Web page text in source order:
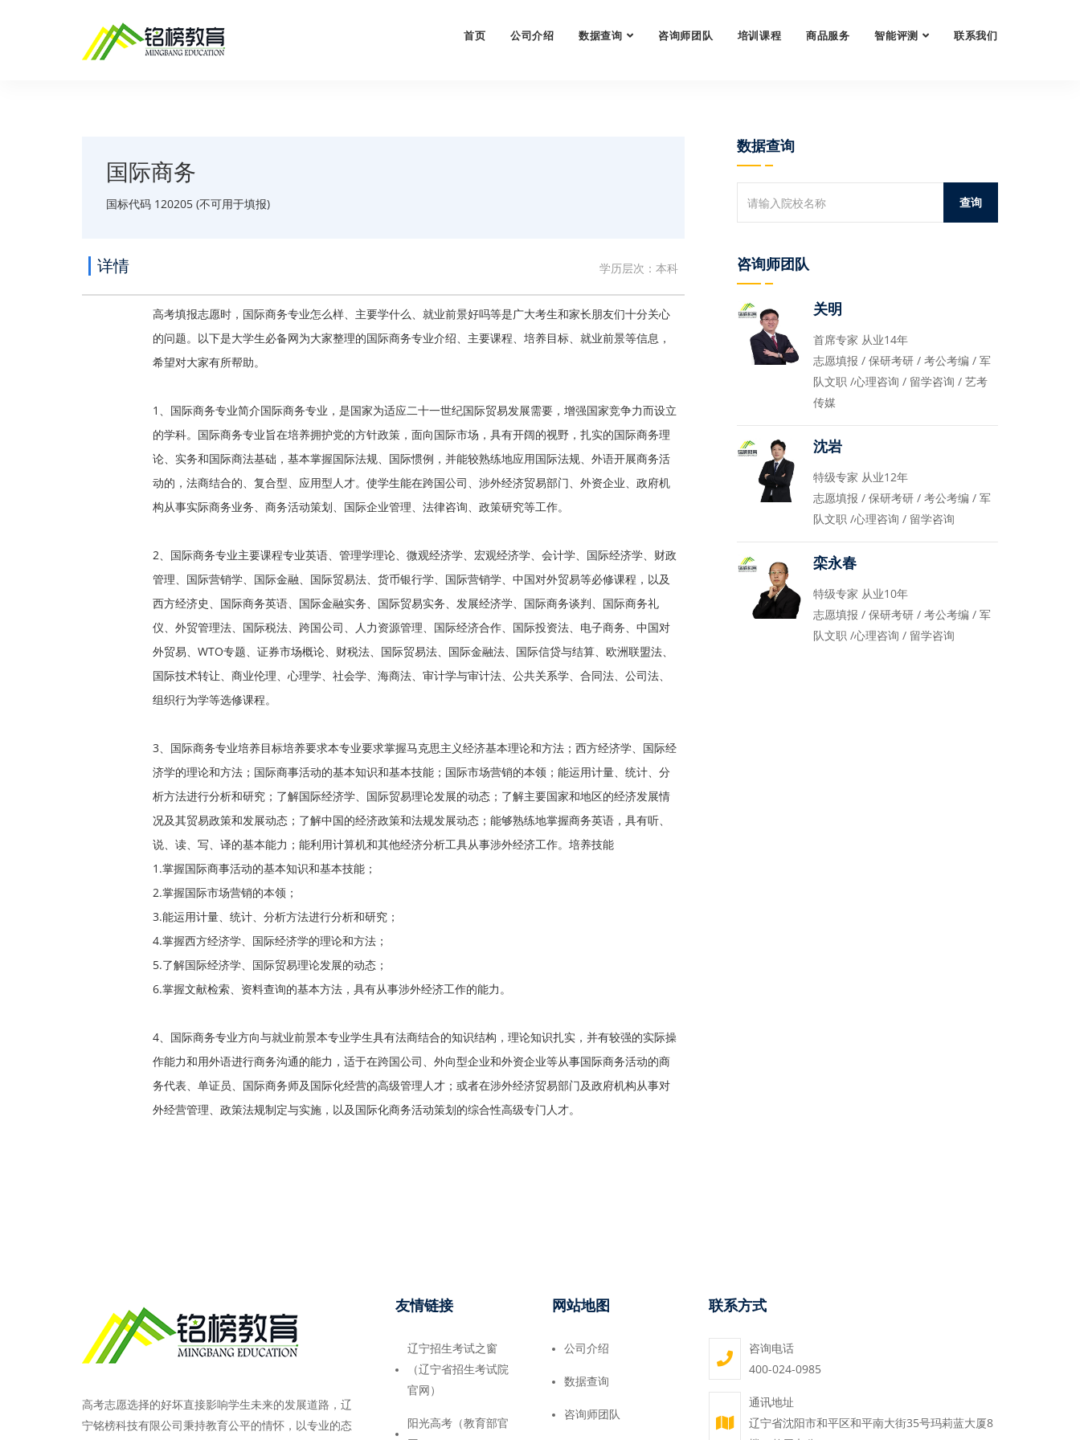
首页 公司介绍 数据查询 咨询师团队 培训课程 商品服务 智能评测 联系我们
国际商务
国标代码 120205 (不可用于填报)
详情 学历层次：本科
高考填报志愿时，国际商务专业怎么样、主要学什么、就业前景好吗等是广大考生和家长朋友们十分关心
的问题。以下是大学生必备网为大家整理的国际商务专业介绍、主要课程、培养目标、就业前景等信息，
希望对大家有所帮助。
1、国际商务专业简介国际商务专业，是国家为适应二十一世纪国际贸易发展需要，增强国家竞争力而设立
的学科。国际商务专业旨在培养拥护党的方针政策，面向国际市场，具有开阔的视野，扎实的国际商务理
论、实务和国际商法基础，基本掌握国际法规、国际惯例，并能较熟练地应用国际法规、外语开展商务活
动的，法商结合的、复合型、应用型人才。使学生能在跨国公司、涉外经济贸易部门、外资企业、政府机
构从事实际商务业务、商务活动策划、国际企业管理、法律咨询、政策研究等工作。
2、国际商务专业主要课程专业英语、管理学理论、微观经济学、宏观经济学、会计学、国际经济学、财政
管理、国际营销学、国际金融、国际贸易法、货币银行学、国际营销学、中国对外贸易等必修课程，以及
西方经济史、国际商务英语、国际金融实务、国际贸易实务、发展经济学、国际商务谈判、国际商务礼
仪、外贸管理法、国际税法、跨国公司、人力资源管理、国际经济合作、国际投资法、电子商务、中国对
外贸易、WTO专题、证券市场概论、财税法、国际贸易法、国际金融法、国际信贷与结算、欧洲联盟法、
国际技术转让、商业伦理、心理学、社会学、海商法、审计学与审计法、公共关系学、合同法、公司法、
组织行为学等选修课程。
3、国际商务专业培养目标培养要求本专业要求掌握马克思主义经济基本理论和方法；西方经济学、国际经
济学的理论和方法；国际商事活动的基本知识和基本技能；国际市场营销的本领；能运用计量、统计、分
析方法进行分析和研究；了解国际经济学、国际贸易理论发展的动态；了解主要国家和地区的经济发展情
况及其贸易政策和发展动态；了解中国的经济政策和法规发展动态；能够熟练地掌握商务英语，具有听、
说、读、写、译的基本能力；能利用计算机和其他经济分析工具从事涉外经济工作。培养技能
1.掌握国际商事活动的基本知识和基本技能；
2.掌握国际市场营销的本领；
3.能运用计量、统计、分析方法进行分析和研究；
4.掌握西方经济学、国际经济学的理论和方法；
5.了解国际经济学、国际贸易理论发展的动态；
6.掌握文献检索、资料查询的基本方法，具有从事涉外经济工作的能力。
4、国际商务专业方向与就业前景本专业学生具有法商结合的知识结构，理论知识扎实，并有较强的实际操
作能力和用外语进行商务沟通的能力，适于在跨国公司、外向型企业和外资企业等从事国际商务活动的商
务代表、单证员、国际商务师及国际化经营的高级管理人才；或者在涉外经济贸易部门及政府机构从事对
外经营管理、政策法规制定与实施，以及国际化商务活动策划的综合性高级专门人才。
数据查询
咨询师团队
关明
首席专家 从业14年
志愿填报 / 保研考研 / 考公考编 / 军
队文职 /心理咨询 / 留学咨询 / 艺考
传媒
沈岩
特级专家 从业12年
志愿填报 / 保研考研 / 考公考编 / 军
队文职 /心理咨询 / 留学咨询
栾永春
特级专家 从业10年
志愿填报 / 保研考研 / 考公考编 / 军
队文职 /心理咨询 / 留学咨询
高考志愿选择的好坏直接影响学生未来的发展道路，辽
宁铭榜科技有限公司秉持教育公平的情怀，以专业的态
友情链接
辽宁招生考试之窗
（辽宁省招生考试院
官网）
阳光高考（教育部官
网站地图
公司介绍
数据查询
咨询师团队
联系方式
咨询电话
400-024-0985
通讯地址
辽宁省沈阳市和平区和平南大街35号玛莉蓝大厦8